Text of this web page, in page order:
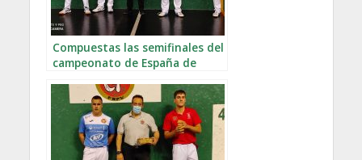
Compuestas las semifinales del
campeonato de España de